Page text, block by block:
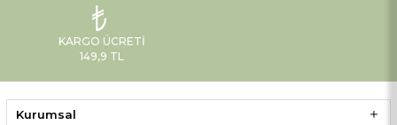
KARGO ÜCRETI
149,9 TL
Kurumsal